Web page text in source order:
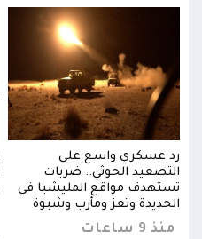
رد عسكري واسع على
التصعيد الحوثي.. ضربات
تستهدف مواقع المليشيا في
الحديدة وتعز ومأرب وشبوة
منذ 9 ساعات